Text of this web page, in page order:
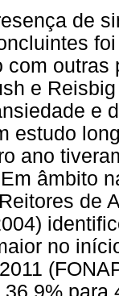
de
com
e
e
estudo
ano
âmbito
de
no